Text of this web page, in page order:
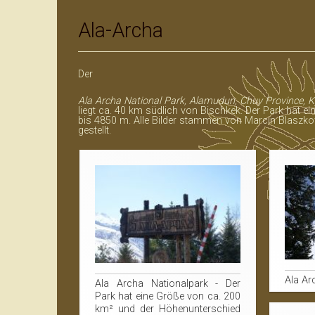
Ala-Archa
Der
Ala Archa National Park, Alamudun, Chuy Province,
liegt ca. 40 km südlich von Bischkek. Der Park hat
bis 4850 m. Alle Bilder stammen von Marcin
gestellt.
Ala Archa Nationalpark - Der
Park hat eine Größe von ca. 200
km² und der Höhenunterschied
Ala